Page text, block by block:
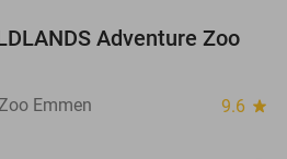
24%
Adventure Zoo
Emmen 9.6 star